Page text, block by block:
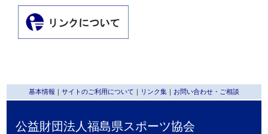
基本情報 ｜ サイトのご利用について ｜ リンク集 ｜ お問い合わせ・ご相談
公益財団法人福島県スポーツ協会